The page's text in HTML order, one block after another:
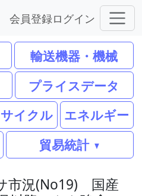
会員登録ログイン
輸送機器・機械
プライスデータ
イクル
エネルギー
貿易統計
市況(No19) 国産